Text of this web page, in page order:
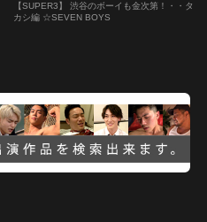
【SUPER3】 渋谷のボーイも金次第！・・タ
カシ編 ☆SEVEN BOYS